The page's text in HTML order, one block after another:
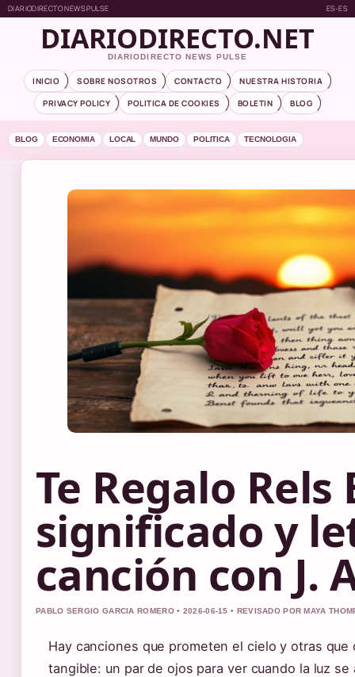
DIARIODIRECTO NEWS PULSE ES-ES
DIARIODIRECTO.NET
DIARIODIRECTO NEWS PULSE
INICIO SOBRE NOSOTROS CONTACTO
NUESTRA HISTORIA
PRIVACY POLICY
POLITICA DE COOKIES BOLETIN BLOG
BLOG ECONOMIA LOCAL MUNDO POLITICA TECNOLOGIA
Te Regalo Rels
significado y
canción con J.
PABLO SERGIO GARCIA ROMERO • 2026-06-15 • REVISADO POR MAYA
Hay canciones que prometen el cielo y otras que
tangible: un par de ojos para ver cuando la luz